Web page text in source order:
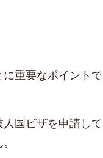
重要なポイントで
人 国ビザを申請して